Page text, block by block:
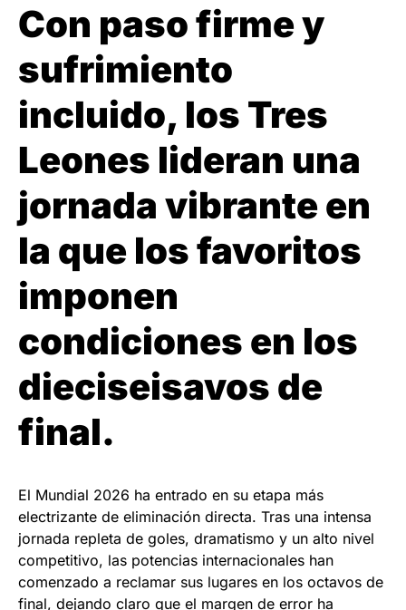
Con paso firme y
sufrimiento
incluido, los Tres
Leones lideran una
jornada vibrante en
la que los favoritos
imponen
condiciones en los
dieciseisavos de
final.
El Mundial 2026 ha entrado en su etapa más
electrizante de eliminación directa. Tras una intensa
jornada repleta de goles, dramatismo y un alto nivel
competitivo, las potencias internacionales han
comenzado a reclamar sus lugares en los octavos de
final, dejando claro que el margen de error ha